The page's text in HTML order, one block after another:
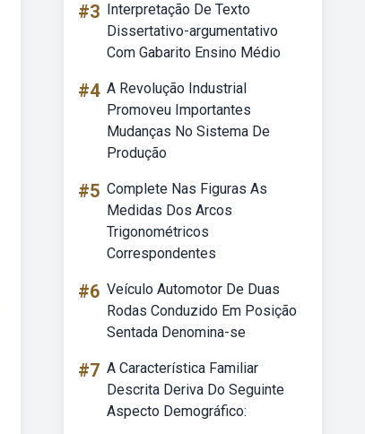
#3 Interpretação De Texto
Dissertativo-argumentativo
Com Gabarito Ensino Médio
#4 A Revolução Industrial
Promoveu Importantes
Mudanças No Sistema De
Produção
#5 Complete Nas Figuras As
Medidas Dos Arcos
Trigonométricos
Correspondentes
#6 Veículo Automotor De Duas
Rodas Conduzido Em Posição
Sentada Denomina-se
#7 A Característica Familiar
Descrita Deriva Do Seguinte
Aspecto Demográfico: